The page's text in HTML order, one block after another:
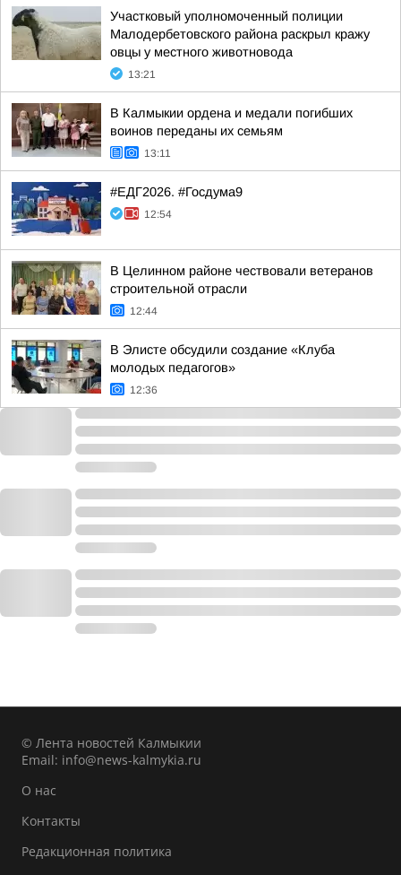
Участковый уполномоченный полиции
Малодербетовского района раскрыл кражу
овцы у местного животновода
13:21
В Калмыкии ордена и медали погибших
воинов переданы их семьям
13:11
#ЕДГ2026. #Госдума9
12:54
В Целинном районе чествовали ветеранов
строительной отрасли
12:44
В Элисте обсудили создание «Клуба
молодых педагогов»
12:36
© Лента новостей Калмыкии
Email: info@news-kalmykia.ru
О нас
Контакты
Редакционная политика